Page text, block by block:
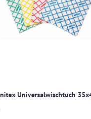
Universalwischtuch